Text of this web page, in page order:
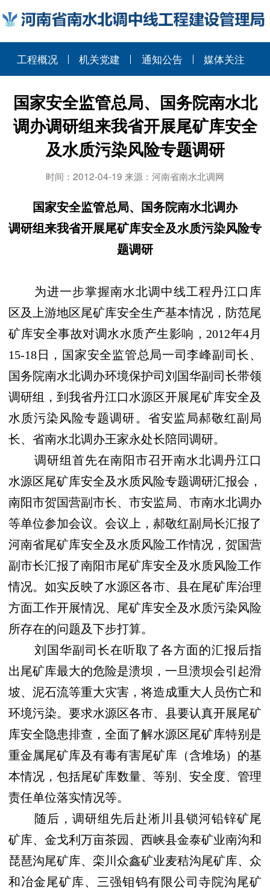
工程概况 机关党建 通知公告 媒体关注
国家安全监管总局、国务院南水北
调办调研组来我省开展尾矿库安全
及水质污染风险专题调研
时间：2012-04-19 来源：河南省南水北调网
国家安全监管总局、国务院南水北调办
调研组来我省开展尾矿库安全及水质污染风险专
题调研
为进一步掌握南水北调中线工程丹江口库
区及上游地区尾矿库安全生产基本情况，防范尾
矿库安全事故对调水水质产生影响， 2012年4 月
15-18 日，国家安全监管总局一司李峰副司长、
国务院南水北调办环境保护司刘国华副司长带领
调研组，到我省丹江口水源区开展尾矿库安全及
水质污染风险专题调研。省安监局郝敬红副局
长、省南水北调办王家永处长陪同调研。
调研组首先在南阳市召开南水北调丹江口
水源区尾矿库安全及水质风险专题调研汇报会，
南阳市贺国营副市长、市安监局、市南水北调办
等单位参加会议。会议上，郝敬红副局长汇报了
河南省尾矿库安全及水质风险工作情况，贺国营
副市长汇报了南阳市尾矿库安全及水质风险工作
情况。如实反映了水源区各市、县在尾矿库治理
方面工作开展情况、尾矿库安全及水质污染风险
所存在的问题及下步打算。
刘国华副司长在听取了各方面的汇报后指
出尾矿库最大的危险是溃坝，一旦溃坝会引起滑
坡、泥石流等重大灾害，将造成重大人员伤亡和
环境污染。要求水源区各市、县要认真开展尾矿
库安全隐患排查，全面了解水源区尾矿库特别是
重金属尾矿库及有毒有害尾矿库（含堆场）的基
本情况，包括尾矿库数量、等别、安全度、管理
责任单位落实情况等。
随后，调研组先后赴淅川县锁河铅锌矿尾
矿库、金戈利万亩茶园、西峡县金泰矿业南沟和
琵琶沟尾矿库、栾川众鑫矿业麦秸沟尾矿库、众
和冶金尾矿库、三强钼钨有限公司寺院沟尾矿